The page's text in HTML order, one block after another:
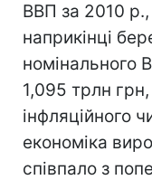
ВВП за 2010
наприкінці
номінального
1,095 трлн
інфляційного
економіка
співпало з